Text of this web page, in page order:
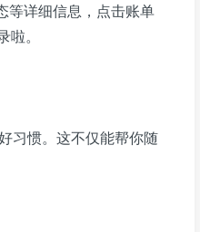
等详细信息，点击账单
。
习惯。这不仅能帮你随